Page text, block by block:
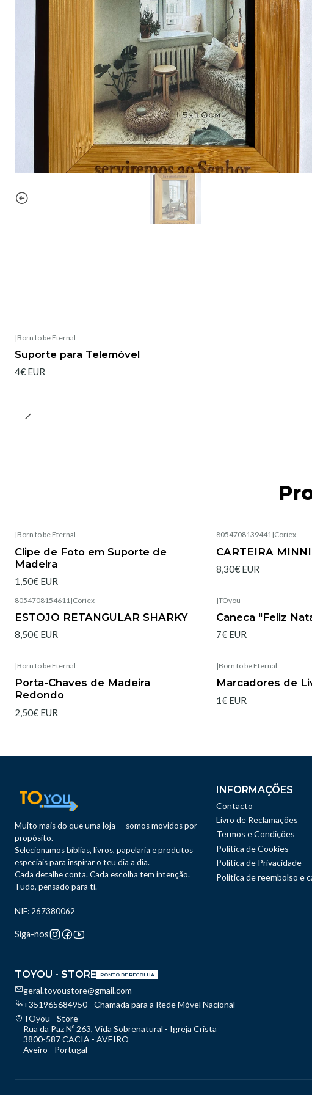
|Born to be Eternal
Suporte para Telemóvel
4€ EUR
|Born to be Eternal
Clipe de Foto em Suporte de
Madeira
1,50€ EUR
8054708139441|Coriex
CARTEIRA
8,30€ EUR
8054708154611 |Coriex
ESTOJO RETANGULAR SHARKY
8,50€ EUR
|TOyou
Caneca "Feliz
7€ EUR
|Born to be Eternal
Porta-Chaves de Madeira
Redondo
2,50€ EUR
|Born to be Eternal
Marcadores de
1€ EUR
Muito mais do que uma loja — somos movidos por
propósito.
Selecionamos bíblias, livros, papelaria e produtos
especiais para inspirar o teu dia a dia.
Cada detalhe conta. Cada escolha tem intenção.
Tudo, pensado para ti.
NIF: 267380062
Siga-nos
INFORMAÇÕES
Contacto
Livro de Reclamações
Termos e Condições
Política de Cookies
Política de Privacidade
Politica de reembolso e
TOYOU - STORE PONTO DE RECOLHA
geral.toyoustore@gmail.com
+351965684950 - Chamada para a Rede Móvel Nacional
TOyou - Store
Rua da Paz Nº 263, Vida Sobrenatural - Igreja Crista
3800-587 CACIA - AVEIRO
Aveiro - Portugal